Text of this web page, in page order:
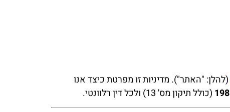
(להלן: "האתר"). מדיניות זו מפרטת כיצד אנו
(כולל תיקון מס' 13) ולכל דין רלוונטי.